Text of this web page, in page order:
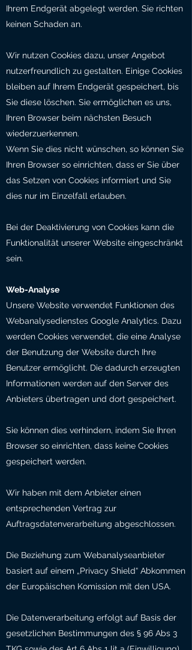
Ihrem Endgerät abgelegt werden. Sie richten
keinen Schaden an.
Wir nutzen Cookies dazu, unser Angebot
nutzerfreundlich zu gestalten. Einige Cookies
bleiben auf Ihrem Endgerät gespeichert, bis
Sie diese löschen. Sie ermöglichen es uns,
Ihren Browser beim nächsten Besuch
wiederzuerkennen.
Wenn Sie dies nicht wünschen, so können Sie
Ihren Browser so einrichten, dass er Sie über
das Setzen von Cookies informiert und Sie
dies nur im Einzelfall erlauben.
Bei der Deaktivierung von Cookies kann die
Funktionalität unserer Website eingeschränkt
sein.
Web-Analyse
Unsere Website verwendet Funktionen des
Webanalysedienstes Google Analytics. Dazu
werden Cookies verwendet, die eine Analyse
der Benutzung der Website durch Ihre
Benutzer ermöglicht. Die dadurch erzeugten
Informationen werden auf den Server des
Anbieters übertragen und dort gespeichert.
Sie können dies verhindern, indem Sie Ihren
Browser so einrichten, dass keine Cookies
gespeichert werden.
Wir haben mit dem Anbieter einen
entsprechenden Vertrag zur
Auftragsdatenverarbeitung abgeschlossen.
Die Beziehung zum Webanalyseanbieter
basiert auf einem „Privacy Shield“ Abkommen
der Europäischen Komission mit den USA.
Die Datenverarbeitung erfolgt auf Basis der
gesetzlichen Bestimmungen des § 96 Abs 3